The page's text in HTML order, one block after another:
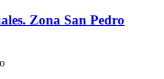
Zona San Pedro